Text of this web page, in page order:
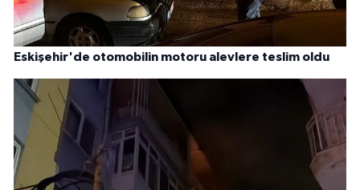
Eskişehir'de otomobilin motoru alevlere teslim oldu